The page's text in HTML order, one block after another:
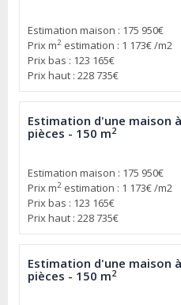
Estimation maison : 175 950€
Prix m2 estimation : 1 173€ /m2
Prix bas : 123 165€
Prix haut : 228 735€
Estimation d'une maison à
pièces - 150 m2
Estimation maison : 175 950€
Prix m2 estimation : 1 173€ /m2
Prix bas : 123 165€
Prix haut : 228 735€
Estimation d'une maison à
pièces - 150 m2